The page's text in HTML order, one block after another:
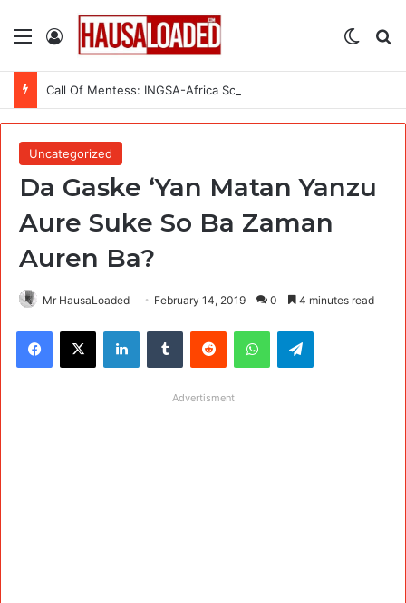
Menu Log In
Uncategorized
Da Gaske ‘Yan Matan Yanzu
Aure Suke So Ba Zaman
Auren Ba?
Mr HausaLoaded February 14, 2019 0 4 minutes read
Facebook
X LinkedInTumblr Reddit WhatsAppTelegram
Advertisment